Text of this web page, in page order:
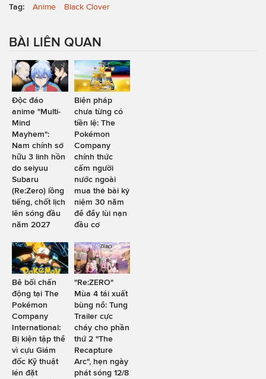
Tag: Anime Black Clover
BÀI LIÊN QUAN
Độc đáo
anime "Multi-
Mind
Mayhem":
Nam chính sở
hữu 3 linh hồn
do seiyuu
Subaru
(Re:Zero) lồng
tiếng, chốt lịch
lên sóng đầu
năm 2027
Biện pháp
chưa từng có
tiền lệ: The
Pokémon
Company
chính thức
cấm người
nước ngoài
mua thẻ bài kỷ
niệm 30 năm
để đẩy lùi nạn
đầu cơ
Bê bối chấn
động tại The
Pokémon
Company
International:
Bị kiện tập thể
vì cựu Giám
đốc Kỹ thuật
lén đặt
"Re:ZERO"
Mùa 4 tái xuất
bùng nổ: Tung
Trailer cực
cháy cho phần
thứ 2 "The
Recapture
Arc", hẹn ngày
phát sóng 12/8